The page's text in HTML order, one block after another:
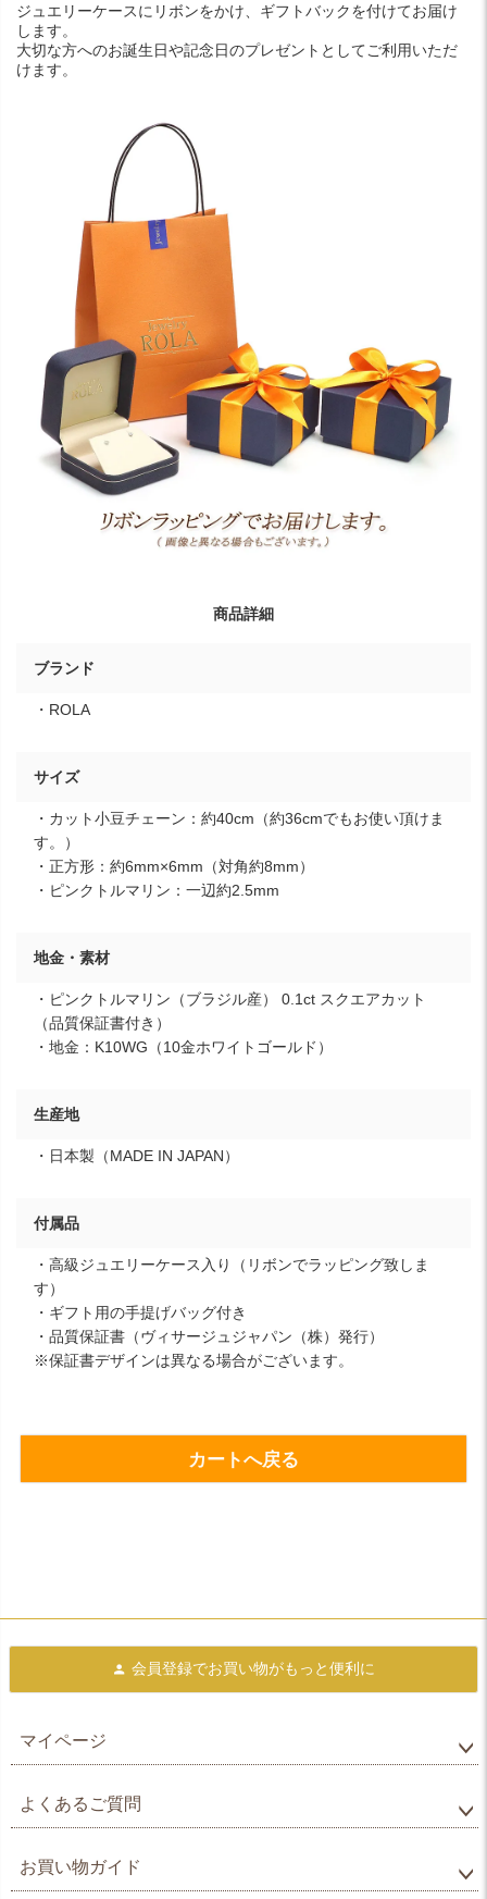
ジュエリーケースにリボンをかけ、ギフトバックを付けてお届け
します。
大切な方へのお誕生日や記念日のプレゼントとしてご利用いただ
けます。
商品詳細
ブランド
・ROLA
サイズ
・カット小豆チェーン：約40cm（約36cmでもお使い頂けま
す。）
・正方形：約6mm×6mm（対角約8mm）
・ピンクトルマリン：一辺約2.5mm
地金・素材
・ピンクトルマリン（ブラジル産） 0.1ct スクエアカット
（品質保証書付き）
・地金：K10WG（10金ホワイトゴールド）
生産地
・日本製（MADE IN JAPAN）
付属品
・高級ジュエリーケース入り（リボンでラッピング致しま
す）
・ギフト用の手提げバッグ付き
・品質保証書（ヴィサージュジャパン（株）発行）
※保証書デザインは異なる場合がございます。
カートへ戻る
会員登録でお買い物がもっと便利に
マイページ
よくあるご質問
お買い物ガイド